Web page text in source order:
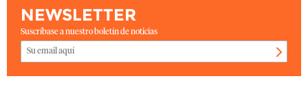
NEWSLETTER
Suscríbase a nuestro boletín de noticias